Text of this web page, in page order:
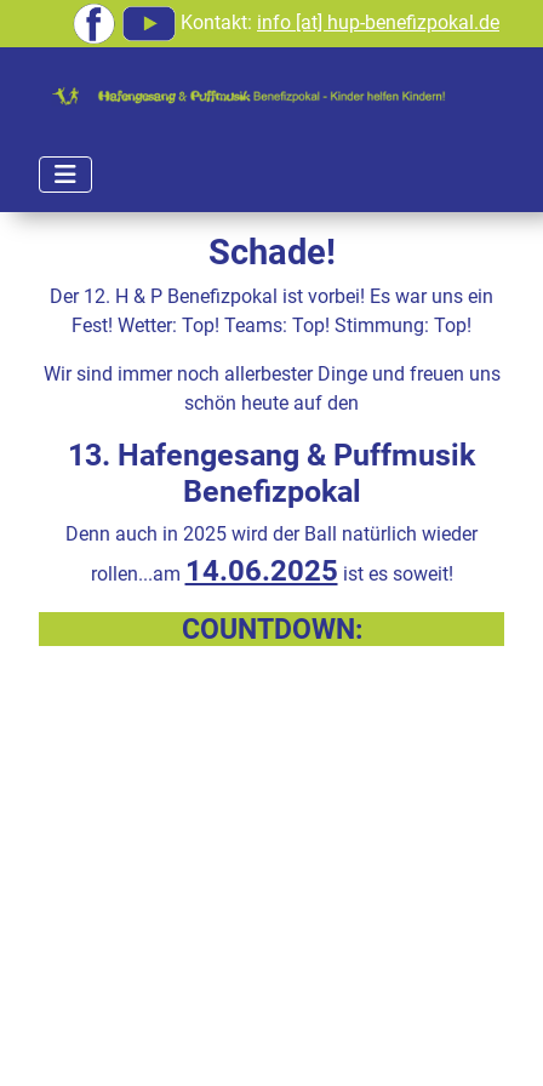
Kontakt: info [at] hup-benefizpokal.de
Schade!
Der 12. H & P Benefizpokal ist vorbei! Es war uns ein
Fest! Wetter: Top! Teams: Top! Stimmung: Top!
Wir sind immer noch allerbester Dinge und freuen uns
schön heute auf den
13. Hafengesang & Puffmusik
Benefizpokal
Denn auch in 2025 wird der Ball natürlich wieder
rollen...am 14.06.2025 ist es soweit!
COUNTDOWN: